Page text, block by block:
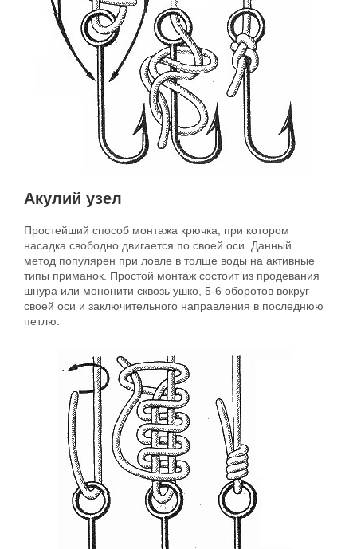
Акулий узел
Простейший способ монтажа крючка, при котором
насадка свободно двигается по своей оси. Данный
метод популярен при ловле в толще воды на активные
типы приманок. Простой монтаж состоит из продевания
шнура или мононити сквозь ушко, 5-6 оборотов вокруг
своей оси и заключительного направления в последнюю
петлю.